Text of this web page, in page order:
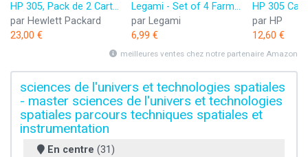
HP 305, Pack de 2 Cartouches d’Encre Originales, 6ZD17AE, Noir, Cyan, Jaune, Magenta
par Hewlett Packard
23,00 €
Legami - Set of 4 Farm Sweet Farm Erasable Gel Pens, Stylos à encre thermosensible effaçable, noir, rose, vert, rouge, efface sans consommer de feuille, pointe 0,7 mm
par Legami
6,99 €
par HP
12,60 €
meilleures ventes chez notre partenaire Amazon
sciences de l'univers et technologies spatiales
- master sciences de l'univers et technologies
spatiales parcours techniques spatiales et
instrumentation
En centre (31)